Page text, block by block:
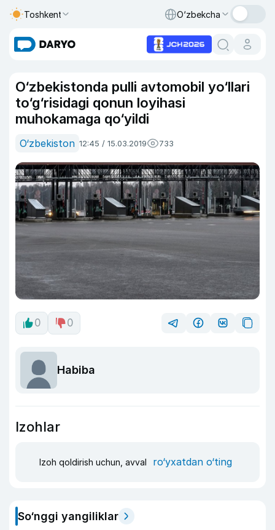
Toshkent O‘zbekcha
O‘zbekistonda pulli avtomobil yo‘llari
to‘g‘risidagi qonun loyihasi
muhokamaga qo‘yildi
O‘zbekiston 12:45 / 15.03.2019 733
0 0
Habiba
Izohlar
Izoh qoldirish uchun, avval ro‘yxatdan o‘ting
So‘nggi yangiliklar